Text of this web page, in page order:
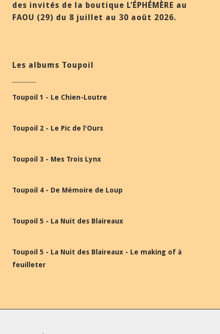
des invités de la boutique L’ÉPHÉMÈRE au
FAOU (29) du 8 juillet au 30 août 2026.
Les albums Toupoil
Toupoil 1 - Le Chien-Loutre
Toupoil 2 - Le Pic de l'Ours
Toupoil 3 - Mes Trois Lynx
Toupoil 4 - De Mémoire de Loup
Toupoil 5 - La Nuit des Blaireaux
Toupoil 5 - La Nuit des Blaireaux - Le making of à
feuilleter